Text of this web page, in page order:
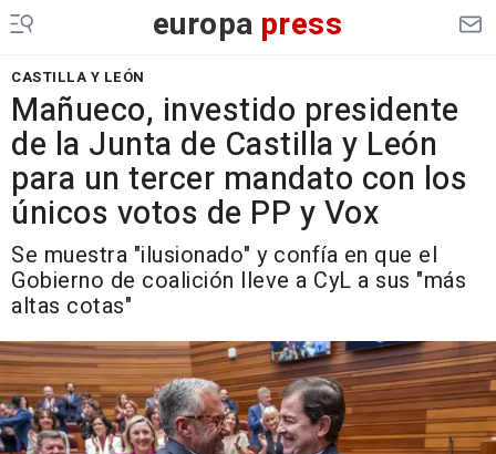
europa press
CASTILLA Y LEÓN
Mañueco, investido presidente
de la Junta de Castilla y León
para un tercer mandato con los
únicos votos de PP y Vox
Se muestra "ilusionado" y confía en que el
Gobierno de coalición lleve a CyL a sus "más
altas cotas"